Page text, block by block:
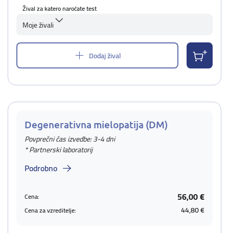
Žival za katero naročate test
Moje živali
Dodaj žival
Degenerativna mielopatija (DM)
Povprečni čas izvedbe: 3-4 dni
* Partnerski laboratorij
Podrobno
Cena: 56,00 €
Cena za vzreditelje: 44,80 €